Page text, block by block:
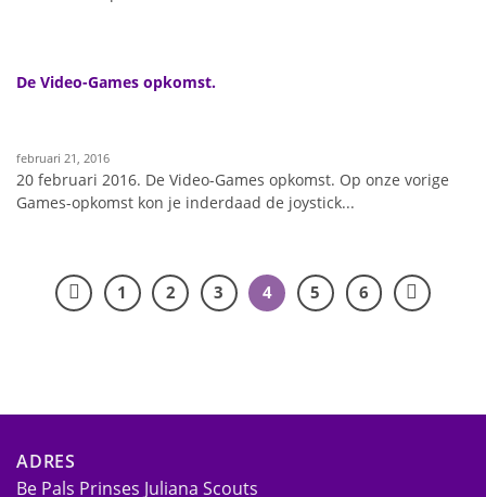
De Video-Games opkomst.
februari 21, 2016
20 februari 2016. De Video-Games opkomst. Op onze vorige
Games-opkomst kon je inderdaad de joystick...
1 2 3 4 5 6
ADRES
Be Pals Prinses Juliana Scouts